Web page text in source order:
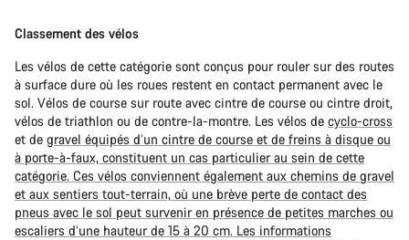
Classement des vélos
Les vélos de cette catégorie sont conçus pour rouler sur des routes
à surface dure où les roues restent en contact permanent avec le
sol. Vélos de course sur route avec cintre de course ou cintre droit,
vélos de triathlon ou de contre-la-montre. Les vélos de cyclo-cross
et de gravel équipés d’un cintre de course et de freins à disque ou
à porte-à-faux, constituent un cas particulier au sein de cette
catégorie. Ces vélos conviennent également aux chemins de gravel
et aux sentiers tout-terrain, où une brève perte de contact des
pneus avec le sol peut survenir en présence de petites marches ou
escaliers d’une hauteur de 15 à 20 cm. Les informations